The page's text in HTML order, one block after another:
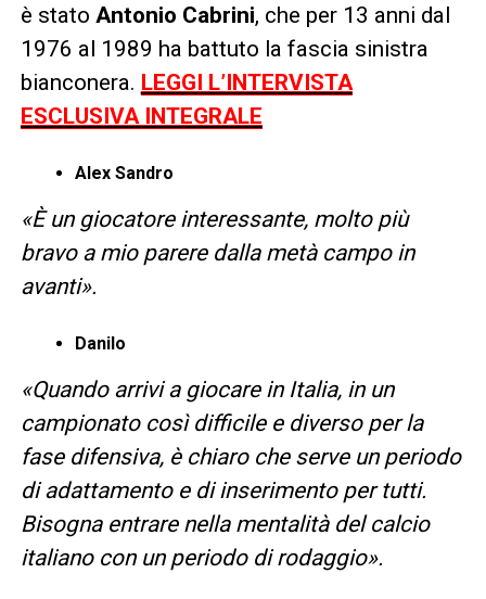
è stato Antonio Cabrini, che per 13 anni dal
1976 al 1989 ha battuto la fascia sinistra
bianconera. LEGGI L’INTERVISTA
ESCLUSIVA INTEGRALE
Alex Sandro
«È un giocatore interessante, molto più
bravo a mio parere dalla metà campo in
avanti».
Danilo
«Quando arrivi a giocare in Italia, in un
campionato così difficile e diverso per la
fase difensiva, è chiaro che serve un periodo
di adattamento e di inserimento per tutti.
Bisogna entrare nella mentalità del calcio
italiano con un periodo di rodaggio».